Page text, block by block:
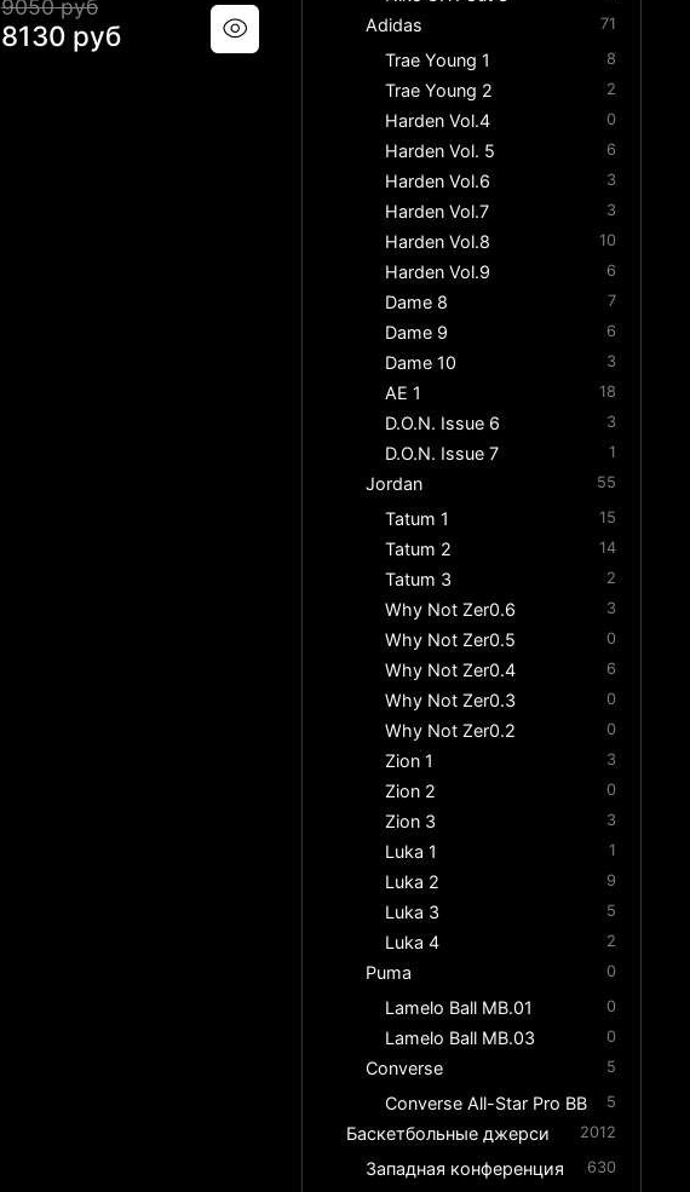
9050 руб
8130 руб Adidas 71
Trae Young 1 8
Trae Young 2 2
Harden Vol.4 0
Harden Vol. 5 6
Harden Vol.6 3
Harden Vol.7 3
Harden Vol.8 10
Harden Vol.9 6
Dame 8 7
Dame 9 6
Dame 10 3
AE 1 18
D.O.N. Issue 6 3
D.O.N. Issue 7 1
Jordan 55
Tatum 1 15
Tatum 2 14
Tatum 3 2
Why Not Zer0.6 3
Why Not Zer0.5 0
Why Not Zer0.4 6
Why Not Zer0.3 0
Why Not Zer0.2 0
Zion 1 3
Zion 2 0
Zion 3 3
Luka 1 1
Luka 2 9
Luka 3 5
Luka 4 2
Puma 0
Lamelo Ball MB.01 0
Lamelo Ball MB.03 0
Converse 5
Converse All-Star Pro BB 5
Баскетбольные джерси 2012
Западная конференция 630